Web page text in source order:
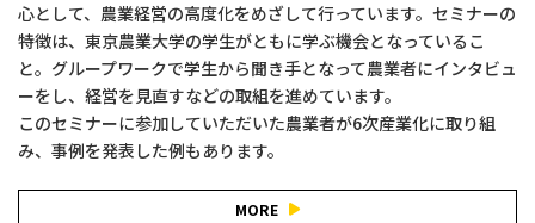
心として、農業経営の高度化をめざして行っています。セミナーの
特徴は、東京農業大学の学生がともに学ぶ機会となっているこ
と。グループワークで学生から聞き手となって農業者にインタビュ
ーをし、経営を見直すなどの取組を進めています。
このセミナーに参加していただいた農業者が6次産業化に取り組
み、事例を発表した例もあります。
MORE